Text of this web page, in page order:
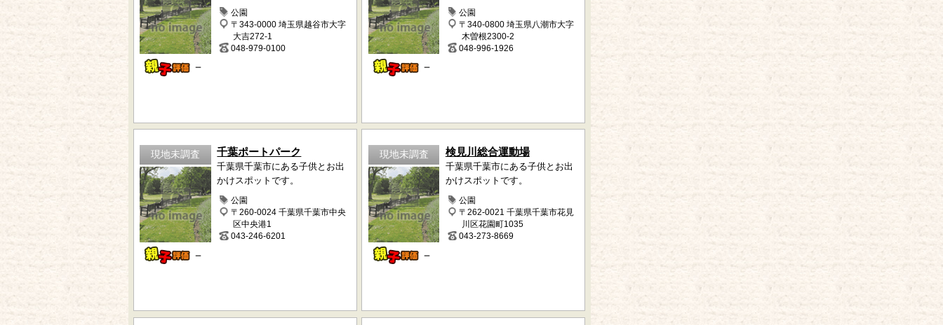
－
公園
〒343-0000 埼玉県越谷市大字
大吉272-1
048-979-0100
－
公園
〒340-0800 埼玉県八潮市大字
木曽根2300-2
048-996-1926
現地未調査
－
千葉ポートパーク
千葉県千葉市にある子供とお出
かけスポットです。
公園
〒260-0024 千葉県千葉市中央
区中央港1
043-246-6201
現地未調査
－
検見川総合運動場
千葉県千葉市にある子供とお出
かけスポットです。
公園
〒262-0021 千葉県千葉市花見
川区花園町1035
043-273-8669